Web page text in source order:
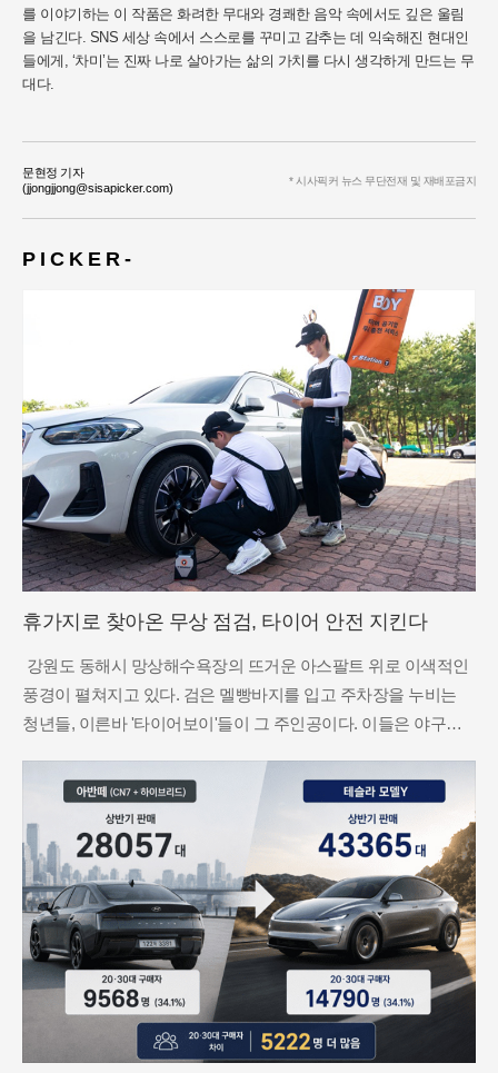
를 이야기하는 이 작품은 화려한 무대와 경쾌한 음악 속에서도 깊은 울림
을 남긴다. SNS 세상 속에서 스스로를 꾸미고 감추는 데 익숙해진 현대인
들에게, ‘차미’는 진짜 나로 살아가는 삶의 가치를 다시 생각하게 만드는 무
대다.
문현정 기자
(jjongjjong@sisapicker.com)
* 시사픽커 뉴스 무단전재 및 재배포금지
P I C K E R -
휴가지로 찾아온 무상 점검, 타이어 안전 지킨다
강원도 동해시 망상해수욕장의 뜨거운 아스팔트 위로 이색적인
풍경이 펼쳐지고 있다. 검은 멜빵바지를 입고 주차장을 누비는
청년들, 이른바 '타이어보이'들이 그 주인공이다. 이들은 야구장
이어 공기압과 마모 상태를 즉석에서 점검한다. 무릎을 꿇고 앉